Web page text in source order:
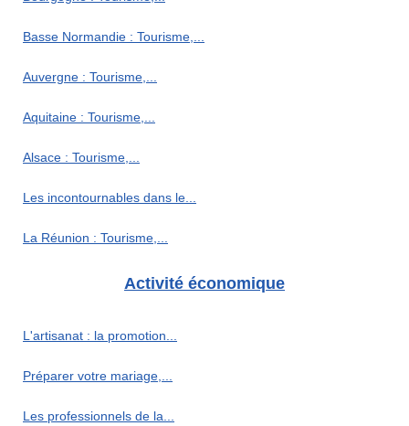
Basse Normandie : Tourisme,...
Auvergne : Tourisme,...
Aquitaine : Tourisme,...
Alsace : Tourisme,...
Les incontournables dans le...
La Réunion : Tourisme,...
Activité économique
L'artisanat : la promotion...
Préparer votre mariage,...
Les professionnels de la...